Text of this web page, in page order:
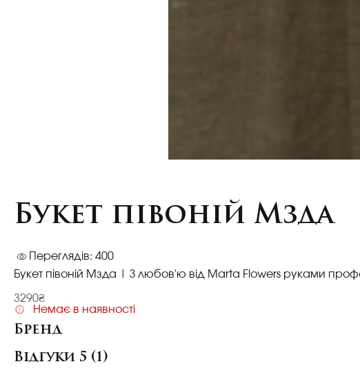
Букет півоній Мзда
Переглядів: 400
Букет півоній Мзда | З любов'ю від Marta Flowers руками
3290₴
Немає в наявності
Бренд
Відгуки 5 (1)